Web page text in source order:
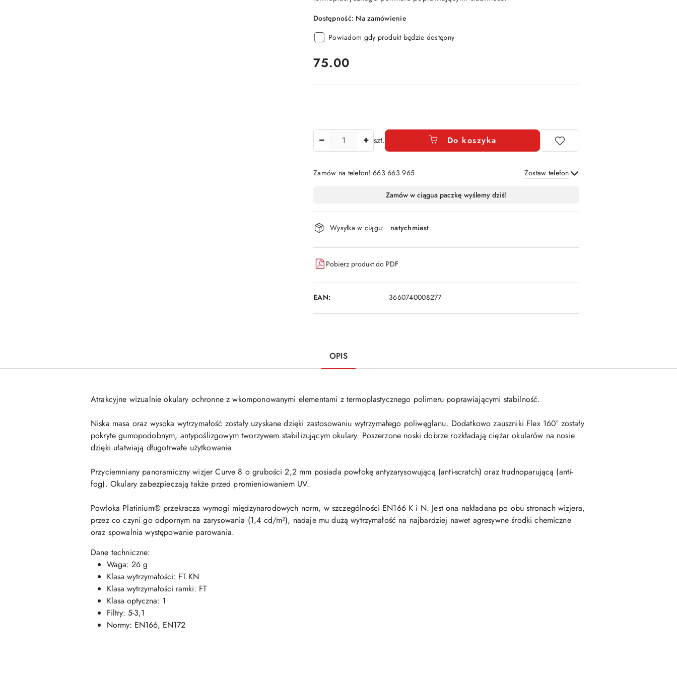
Dostępność: Na zamówienie
Powiadom gdy produkt będzie dostępny
cena:
75.00
szt. Do koszyka
Zamów na telefon! 663 663 965 Zostaw telefon
i
dostawa
Zamów w ciągua paczkę wyślemy dziś!
Wysyłka w ciągu: natychmiast
Pobierz produkt do PDF
EAN: 3660740008277
OPIS
Atrakcyjne wizualnie okulary ochronne z wkomponowanymi elementami z termoplastycznego polimeru poprawiającymi stabilność.
Niska masa oraz wysoka wytrzymałość zostały uzyskane dzięki zastosowaniu wytrzymałego poliwęglanu. Dodatkowo zauszniki Flex 160° zostały
pokryte gumopodobnym, antypoślizgowym tworzywem stabilizującym okulary. Poszerzone noski dobrze rozkładają ciężar okularów na nosie
dzięki ułatwiają długotrwałe użytkowanie.
Przyciemniany panoramiczny wizjer Curve 8 o grubości 2,2 mm posiada powłokę antyzarysowującą (anti-scratch) oraz trudnoparującą (anti-
fog). Okulary zabezpieczają także przed promieniowaniem UV.
Powłoka Platinium® przekracza wymogi międzynarodowych norm, w szczególności EN166 K i N. Jest ona nakładana po obu stronach wizjera,
przez co czyni go odpornym na zarysowania (1,4 cd/m²), nadaje mu dużą wytrzymałość na najbardziej nawet agresywne środki chemiczne
oraz spowalnia występowanie parowania.
Dane techniczne:
Waga: 26 g
Klasa wytrzymałości: FT KN
Klasa wytrzymałości ramki: FT
Klasa optyczna: 1
Filtry: 5-3,1
Normy: EN166, EN172